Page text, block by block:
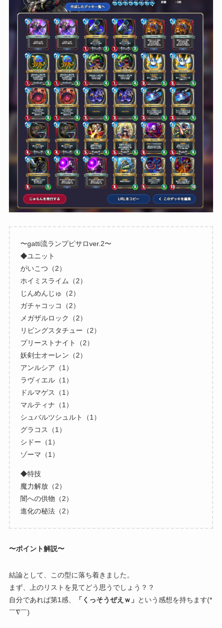
〜gatti流ランプピサロver.2〜
◆ユニット
がいこつ（2）
ホイミスライム（2）
じんめんじゅ（2）
ガチャコッコ（2）
メガザルロック（2）
リビングスタチュー（2）
プリーストナイト（2）
妖剣士オーレン（2）
アンルシア（1）
ラヴィエル（1）
ドルマゲス（1）
マルティナ（1）
シュバルツシュルト（1）
グラコス（1）
シドー（1）
ゾーマ（1）
◆特技
魔力解放（2）
闇への供物（2）
進化の秘法（2）
〜ポイント解説〜
結論として、この型に落ち着きました。
まず、上のリストを見てどう思うでしょう？？
自分であれば第1感、
「くっそうぜえｗ」 という感想を持ちます(*
￣∇￣)